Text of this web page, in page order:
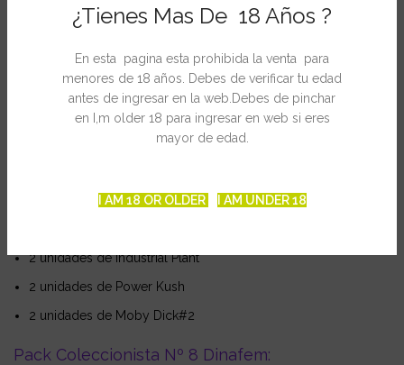
¿Tienes Mas De 18 Años ?
En esta pagina esta prohibida la venta para
menores de 18 años. Debes de verificar tu edad
antes de ingresar en la web.Debes de pinchar
en I,m older 18 para ingresar en web si eres
mayor de edad.
I AM 18 OR OLDER I AM UNDER 18
2 unidades de Critical + 2.0
Pack Coleccionista Nº 6 Dinafem:
2 unidades de Santa Sativa
2 unidades de Industrial Plant
2 unidades de Power Kush
2 unidades de Moby Dick#2
Pack Coleccionista Nº 8 Dinafem: